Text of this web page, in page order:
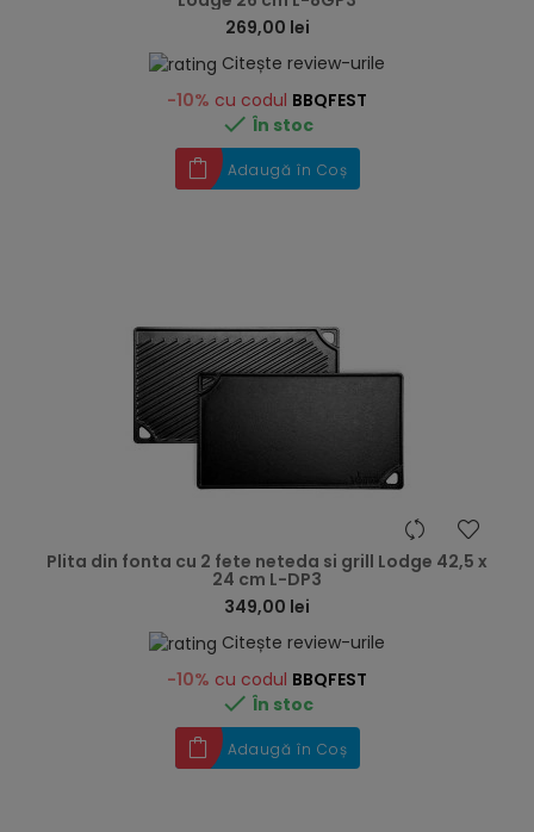
269,00 lei
Citește review-urile
-10% cu codul BBQFEST
 În stoc
Adaugă în Coș
Plita din fonta cu 2 fete neteda si grill Lodge 42,5 x
24 cm L-DP3
349,00 lei
Citește review-urile
-10% cu codul BBQFEST
 În stoc
Adaugă în Coș